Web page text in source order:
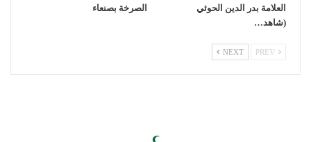
العلامة بدر الدين الحوثي
(شاهد…
الصرخة بصنعاء
NEXT